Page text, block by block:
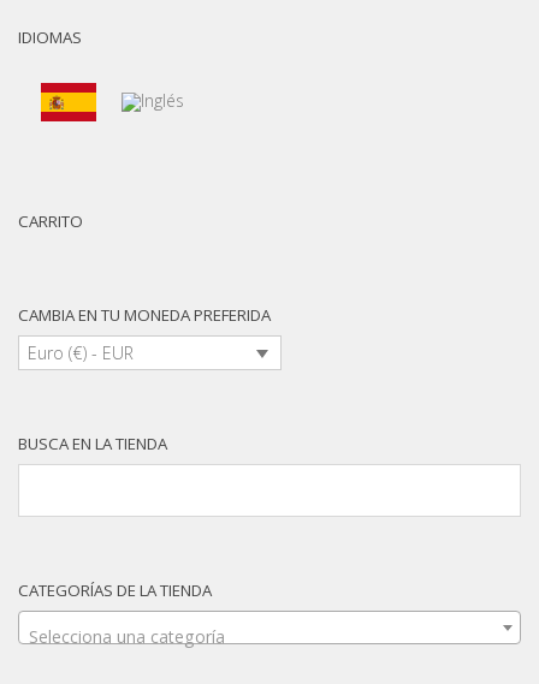
IDIOMAS
CARRITO
CAMBIA EN TU MONEDA PREFERIDA
Euro (€) - EUR
BUSCA EN LA TIENDA
CATEGORÍAS DE LA TIENDA
Selecciona una categoría